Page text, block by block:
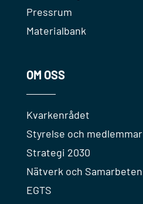
Pressrum
Materialbank
OM OSS
Kvarkenrådet
Styrelse och medlemmar
Strategi 2030
Nätverk och Samarbeten
EGTS